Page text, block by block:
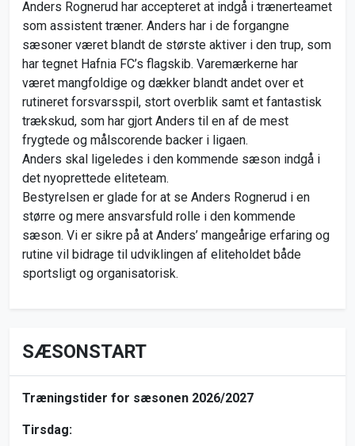
Anders Rognerud har accepteret at indgå i trænerteamet
som assistent træner. Anders har i de forgangne
sæsoner været blandt de største aktiver i den trup, som
har tegnet Hafnia FC’s flagskib. Varemærkerne har
været mangfoldige og dækker blandt andet over et
rutineret forsvarsspil, stort overblik samt et fantastisk
trækskud, som har gjort Anders til en af de mest
frygtede og målscorende backer i ligaen.
Anders skal ligeledes i den kommende sæson indgå i
det nyoprettede eliteteam.
Bestyrelsen er glade for at se Anders Rognerud i en
større og mere ansvarsfuld rolle i den kommende
sæson. Vi er sikre på at Anders’ mangeårige erfaring og
rutine vil bidrage til udviklingen af eliteholdet både
sportsligt og organisatorisk.
SÆSONSTART
Træningstider for sæsonen 2026/2027
Tirsdag: